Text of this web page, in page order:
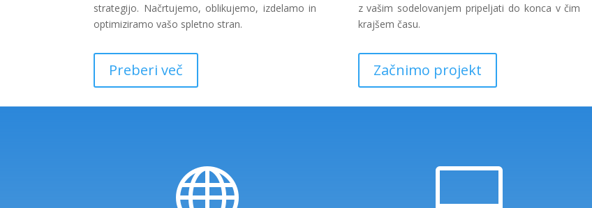
strategijo. Načrtujemo, oblikujemo, izdelamo in
optimiziramo vašo spletno stran.
Preberi več
z vašim sodelovanjem pripeljati do konca v čim
krajšem času.
Začnimo projekt